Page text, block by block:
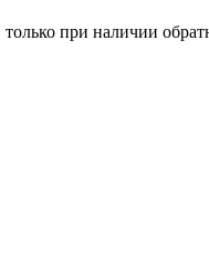
при наличии